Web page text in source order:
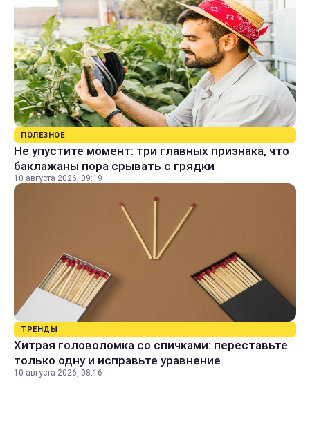
ПОЛЕЗНОЕ
Не упустите момент: три главных признака, что
баклажаны пора срывать с грядки
10 августа 2026, 09:19
ТРЕНДЫ
Хитрая головоломка со спичками: переставьте
только одну и исправьте уравнение
10 августа 2026, 08:16